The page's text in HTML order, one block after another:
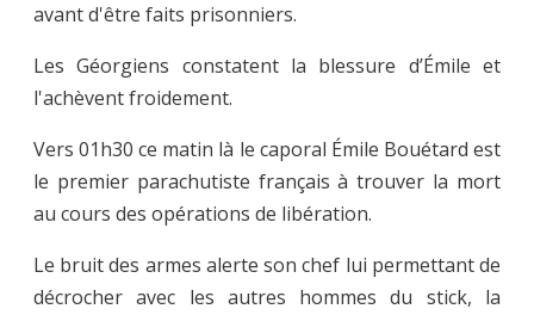
avant d'être faits prisonniers.
Les Géorgiens constatent la blessure d’Émile et
l'achèvent froidement.
Vers 01h30 ce matin là le caporal Émile Bouétard est
le premier parachutiste français à trouver la mort
au cours des opérations de libération.
Le bruit des armes alerte son chef lui permettant de
décrocher avec les autres hommes du stick, la